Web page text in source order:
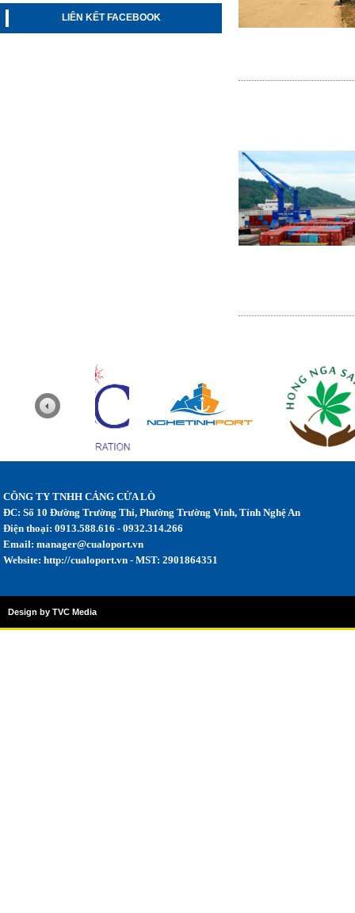
LIÊN KẾT FACEBOOK
CÔNG TY TNHH CẢNG CỬA LÒ
ĐC: Số 10 Đường Trường Thi, Phường Trường Vinh, Tỉnh Nghệ An
Điện thoại: 0913.588.616 - 0932.314.266
Email: manager@cualoport.vn
Website: http://cualoport.vn - MST: 2901864351
Design by TVC Media